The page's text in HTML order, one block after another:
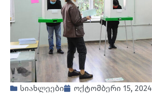
სიახლეები
ოქტომბერი 15, 2024